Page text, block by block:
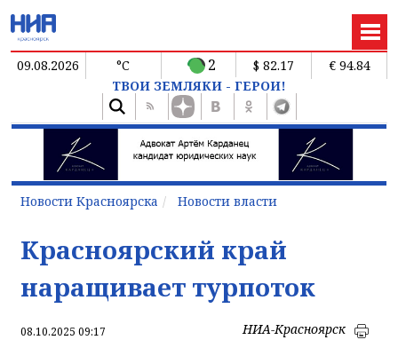
09.08.2026 °C 2 $ 82.17
€ 94.84
ТВОИ ЗЕМЛЯКИ - ГЕРОИ!
Новости Красноярска Новости власти
Красноярский край
наращивает турпоток
08.10.2025 09:17 НИА-Красноярск